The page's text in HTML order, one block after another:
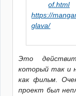
of.html
https://
glava/
Это
который так и
как фильм.
проект был